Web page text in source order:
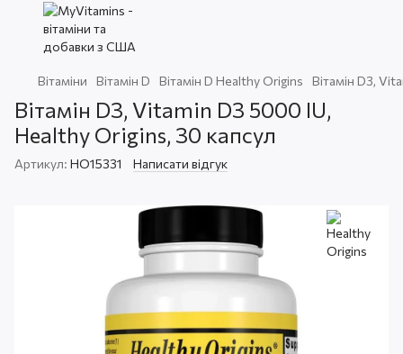
Вітаміни Вітамін D Вітамін D Healthy Origins Вітамін D3,
Вітамін D3, Vitamin D3 5000 IU,
Healthy Origins, 30 капсул
Артикул: HO15331 Написати відгук